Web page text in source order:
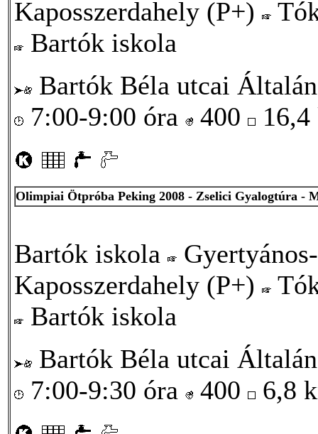
Kaposszerdahely (P+)
Bartók iskola
Bartók Béla utcai
7:00-9:00 óra
400
Olimpiai Ötpróba Peking 2008 - Zselici Gyalogtúra -
Bartók iskola
Kaposszerdahely (P+)
Bartók iskola
Bartók Béla utcai
7:00-9:30 óra
400 6,8